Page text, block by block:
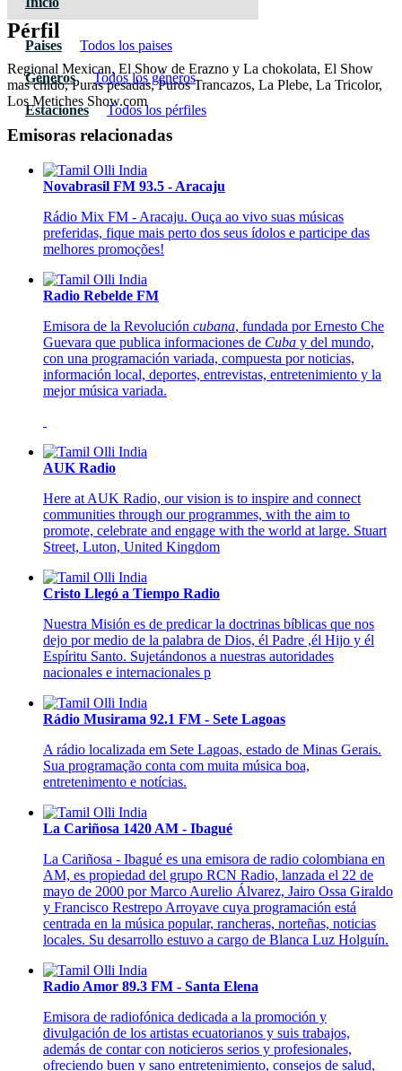
Paises Todos los paises
Géneros Todos los géneros
Estaciones Todos los pérfiles
Pérfil
Regional Mexican, El Show de Erazno y La chokolata, El Show
mas chido, Puras pesadas, Puros Trancazos, La Plebe, La Tricolor,
Los Metiches Show.com
Emisoras relacionadas
Novabrasil FM 93.5 - Aracaju
Rádio Mix FM - Aracaju. Ouça ao vivo suas músicas
preferidas, fique mais perto dos seus ídolos e participe das
melhores promoções!
Radio Rebelde FM
Emisora de la Revolución cubana, fundada por Ernesto Che
Guevara que publica informaciones de Cuba y del mundo,
con una programación variada, compuesta por noticias,
información local, deportes, entrevistas, entretenimiento y la
mejor música variada.
AUK Radio
Here at AUK Radio, our vision is to inspire and connect
communities through our programmes, with the aim to
promote, celebrate and engage with the world at large. Stuart
Street, Luton, United Kingdom
Cristo Llegó a Tiempo Radio
Nuestra Misión es de predicar la doctrinas bíblicas que nos
dejo por medio de la palabra de Dios, él Padre ,él Hijo y él
Espíritu Santo. Sujetándonos a nuestras autoridades
nacionales e internacionales p
Rádio Musirama 92.1 FM - Sete Lagoas
A rádio localizada em Sete Lagoas, estado de Minas Gerais.
Sua programação conta com muita música boa,
entretenimento e notícias.
La Cariñosa 1420 AM - Ibagué
La Cariñosa - Ibagué es una emisora de radio colombiana en
AM, es propiedad del grupo RCN Radio, lanzada el 22 de
mayo de 2000 por Marco Aurelio Álvarez, Jairo Ossa Giraldo
y Francisco Restrepo Arroyave cuya programación está
centrada en la música popular, rancheras, norteñas, noticias
locales. Su desarrollo estuvo a cargo de Blanca Luz Holguín.
Radio Amor 89.3 FM - Santa Elena
Emisora de radiofónica dedicada a la promoción y
divulgación de los artistas ecuatorianos y suis trabajos,
además de contar con noticieros serios y profesionales,
ofreciendo buen y sano entretenimiento, consejos de salud,